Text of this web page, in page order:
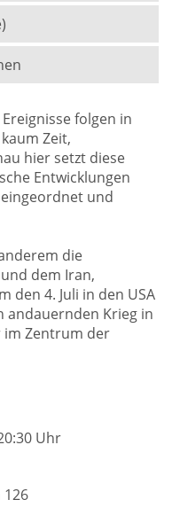
folgen in
Zeit,
hier setzt diese
Entwicklungen
und
die
dem Iran,
den 4. Juli in den USA
andauernden Krieg in
im Zentrum der
Uhr
126